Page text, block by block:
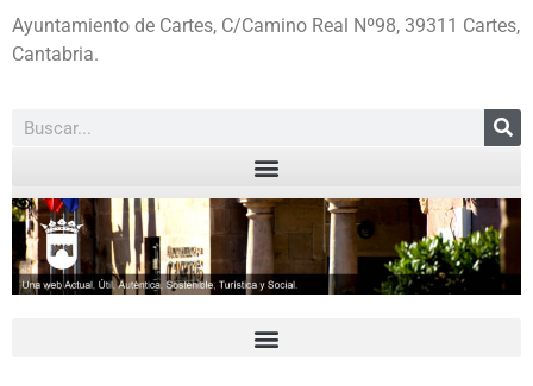
Ayuntamiento de Cartes, C/Camino Real Nº98, 39311 Cartes,
Cantabria.